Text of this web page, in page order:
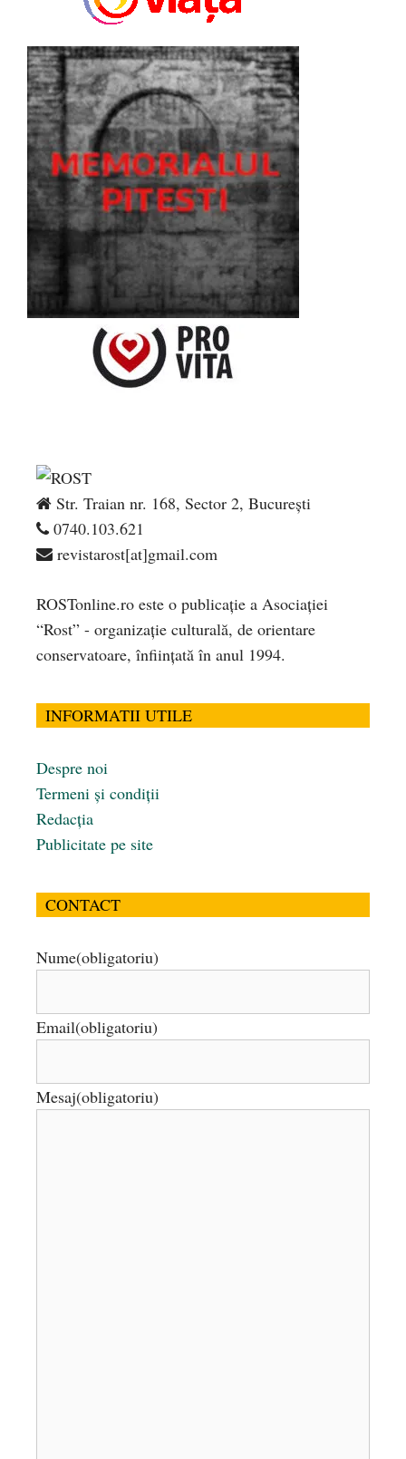
Str. Traian nr. 168, Sector 2, București
0740.103.621
revistarost[at]gmail.com
ROSTonline.ro este o publicaţie a Asociaţiei
“Rost” - organizaţie culturală, de orientare
conservatoare, înfiinţată în anul 1994.
INFORMATII UTILE
Despre noi
Termeni și condiții
Redacția
Publicitate pe site
CONTACT
Nume(obligatoriu)
Email(obligatoriu)
Mesaj(obligatoriu)